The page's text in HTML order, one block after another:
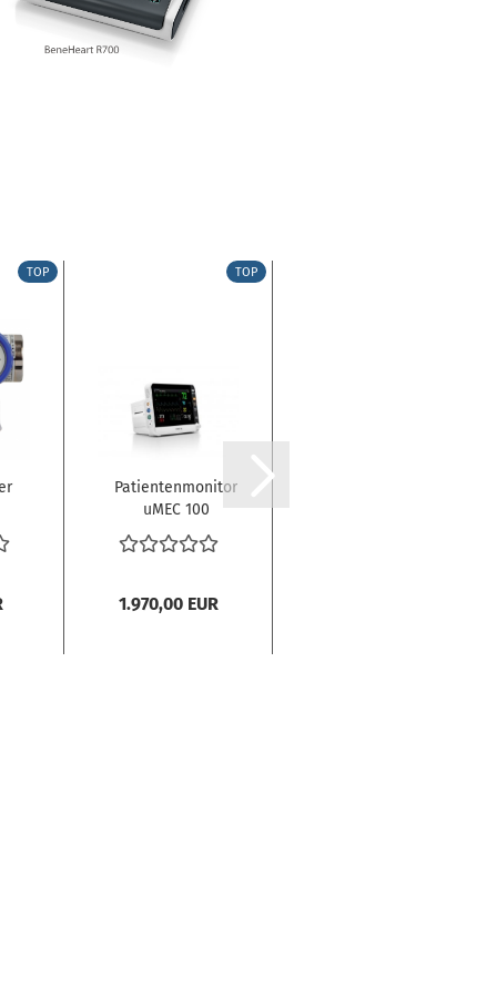
TOP TOP
Patientenmonitor
uMEC 100
1.970,00 EUR